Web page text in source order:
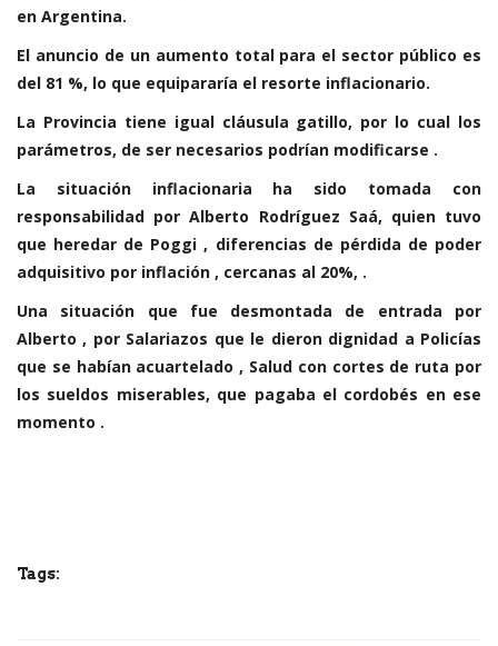
en Argentina.
El anuncio de un aumento total para el sector público es
del 81 %, lo que equipararía el resorte inflacionario.
La Provincia tiene igual cláusula gatillo, por lo cual los
parámetros, de ser necesarios podrían modificarse .
La situación inflacionaria ha sido tomada con
responsabilidad por Alberto Rodríguez Saá, quien tuvo
que heredar de Poggi , diferencias de pérdida de poder
adquisitivo por inflación , cercanas al 20%, .
Una situación que fue desmontada de entrada por
Alberto , por Salariazos que le dieron dignidad a Policías
que se habían acuartelado , Salud con cortes de ruta por
los sueldos miserables, que pagaba el cordobés en ese
momento .
Tags: